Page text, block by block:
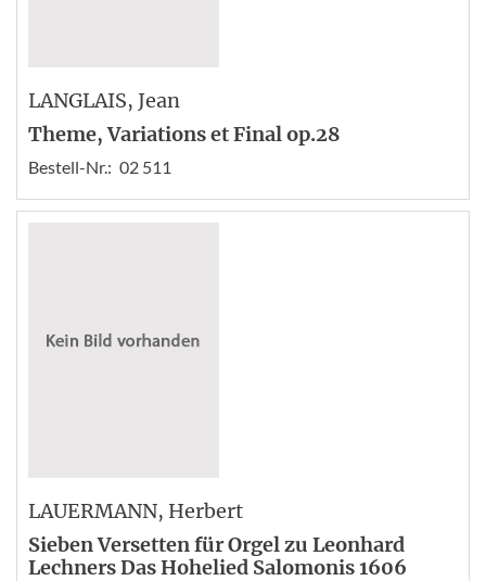
LANGLAIS, Jean
Theme, Variations et Final op.28
Bestell-Nr.: 02 511
LAUERMANN, Herbert
Sieben Versetten für Orgel zu Leonhard
Lechners Das Hohelied Salomonis 1606